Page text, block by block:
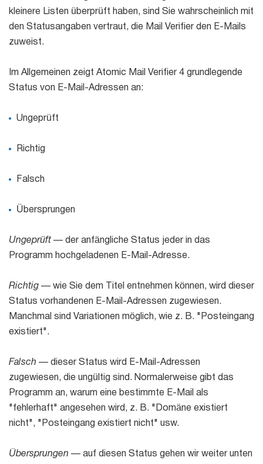
Manager
List Manager
Studio
6-in-1-E-Mail-Marketing-Software
Kostenlos ausprobieren
kleinere Listen überprüft haben, sind Sie wahrscheinlich mit
den Statusangaben vertraut, die Mail Verifier den E-Mails
zuweist.
Im Allgemeinen zeigt Atomic Mail Verifier 4 grundlegende
Status von E-Mail-Adressen an:
Ungeprüft
Richtig
Falsch
Übersprungen
Ungeprüft — der anfängliche Status jeder in das
Programm hochgeladenen E-Mail-Adresse.
Richtig — wie Sie dem Titel entnehmen können, wird dieser
Status vorhandenen E-Mail-Adressen zugewiesen.
Manchmal sind Variationen möglich, wie z. B. "Posteingang
existiert".
Falsch — dieser Status wird E-Mail-Adressen
zugewiesen, die ungültig sind. Normalerweise gibt das
Programm an, warum eine bestimmte E-Mail als
"fehlerhaft" angesehen wird, z. B. "Domäne existiert
nicht", "Posteingang existiert nicht" usw.
Übersprungen — auf diesen Status gehen wir weiter unten